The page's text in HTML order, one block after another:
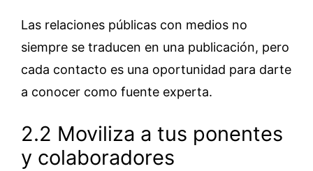
Las relaciones públicas con medios no
siempre se traducen en una publicación, pero
cada contacto es una oportunidad para darte
a conocer como fuente experta.
2.2 Moviliza a tus ponentes
y colaboradores